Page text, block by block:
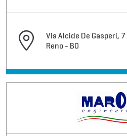
Via Alcide De Gasperi,
Reno - BO